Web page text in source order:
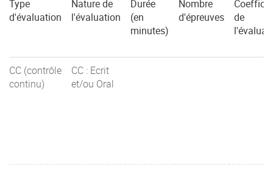
Type
d'évaluation
Nature de
l'évaluation
Durée
(en
minutes)
Nombre
d'épreuves
de
CC (contrôle
continu)
CC : Ecrit
et/ou Oral